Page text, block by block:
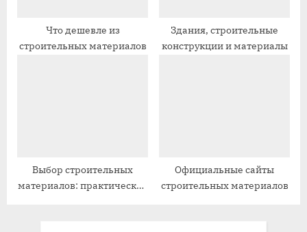
Что дешевле из
строительных материалов
Здания, строительные
конструкции и материалы
Выбор строительных
материалов: практическое
Официальные сайты
строительных материалов